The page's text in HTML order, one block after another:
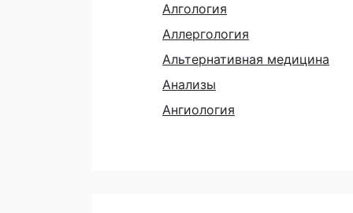
Алгология
Аллергология
Альтернативная медицина
Анализы
Ангиология